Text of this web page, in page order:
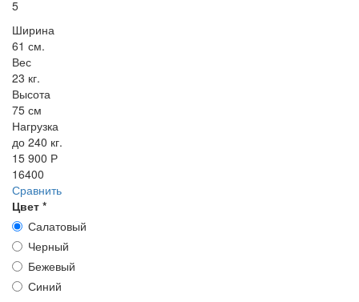
5
Ширина
61 см.
Вес
23 кг.
Высота
75 см
Нагрузка
до 240 кг.
15 900 Р
16400
Сравнить
Цвет *
Салатовый
Черный
Бежевый
Синий